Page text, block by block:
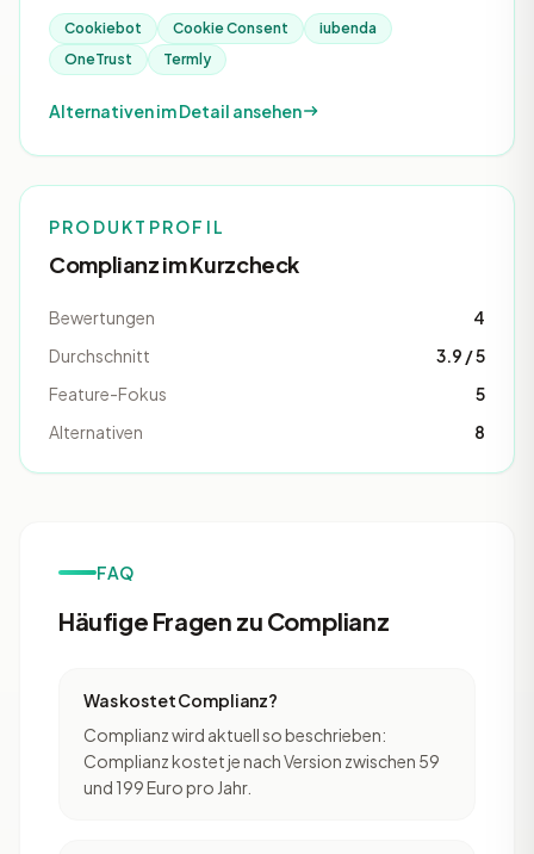
Cookiebot Cookie Consent
iubenda
OneTrust
Termly
Alternativen im Detail ansehen
PRODUKTPROFIL
Complianz im Kurzcheck
Bewertungen
4
Durchschnitt
3.9 / 5
Feature-Fokus
5
Alternativen
8
FAQ
Häufige Fragen zu Complianz
Was kostet Complianz?
Complianz wird aktuell so beschrieben:
Complianz kostet je nach Version zwischen 59
und 199 Euro pro Jahr.